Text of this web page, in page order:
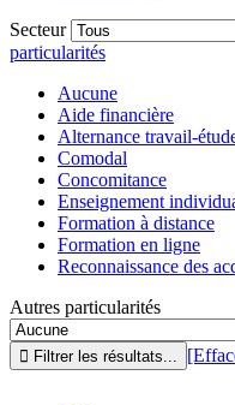
Secteur
particularités
Aucune
Aide financière
Alternance travail-
Comodal
Concomitance
Enseignement
Formation à distance
Formation en ligne
Reconnaissance des
Autres particularités